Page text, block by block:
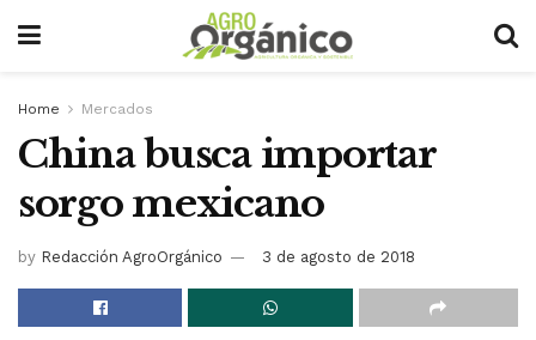
Home Mercados
China busca importar
sorgo mexicano
by Redacción AgroOrgánico 3 de agosto de 2018